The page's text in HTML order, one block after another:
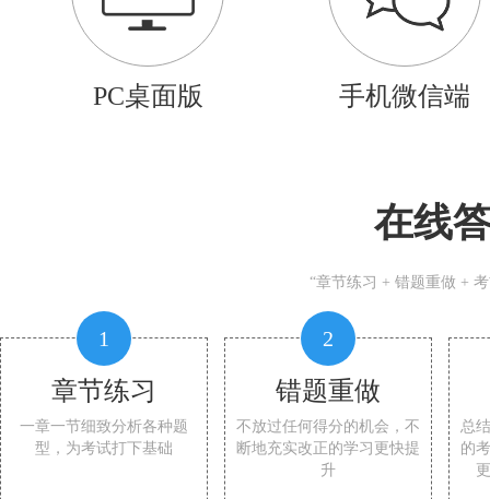
PC桌面版 手机微信端
在线
“章节练习 + 错题重做 +
1
章节练习
一章一节细致分析各种题
型，为考试打下基础
2
错题重做
不放过任何得分的机会，不
断地充实改正的学习更快提
升
总
的